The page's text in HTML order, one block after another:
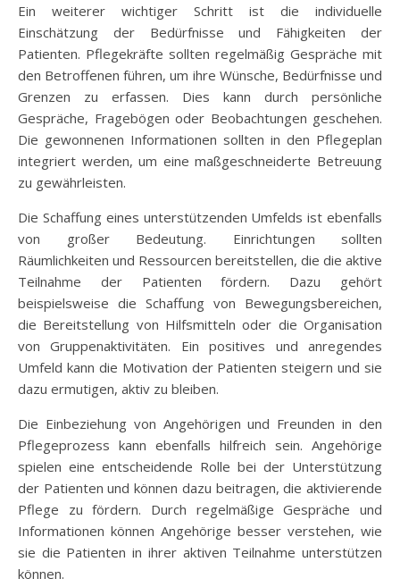
Ein weiterer wichtiger Schritt ist die individuelle
Einschätzung der Bedürfnisse und Fähigkeiten der
Patienten. Pflegekräfte sollten regelmäßig Gespräche mit
den Betroffenen führen, um ihre Wünsche, Bedürfnisse und
Grenzen zu erfassen. Dies kann durch persönliche
Gespräche, Fragebögen oder Beobachtungen geschehen.
Die gewonnenen Informationen sollten in den Pflegeplan
integriert werden, um eine maßgeschneiderte Betreuung
zu gewährleisten.
Die Schaffung eines unterstützenden Umfelds ist ebenfalls
von großer Bedeutung. Einrichtungen sollten
Räumlichkeiten und Ressourcen bereitstellen, die die aktive
Teilnahme der Patienten fördern. Dazu gehört
beispielsweise die Schaffung von Bewegungsbereichen,
die Bereitstellung von Hilfsmitteln oder die Organisation
von Gruppenaktivitäten. Ein positives und anregendes
Umfeld kann die Motivation der Patienten steigern und sie
dazu ermutigen, aktiv zu bleiben.
Die Einbeziehung von Angehörigen und Freunden in den
Pflegeprozess kann ebenfalls hilfreich sein. Angehörige
spielen eine entscheidende Rolle bei der Unterstützung
der Patienten und können dazu beitragen, die aktivierende
Pflege zu fördern. Durch regelmäßige Gespräche und
Informationen können Angehörige besser verstehen, wie
sie die Patienten in ihrer aktiven Teilnahme unterstützen
können.